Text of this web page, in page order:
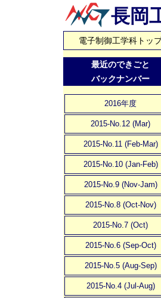
長岡
電子制御工学科トッ
最近のできごと
バックナンバー
2016年度
2015-No.12 (Mar)
2015-No.11 (Feb-Mar)
2015-No.10 (Jan-Feb)
2015-No.9 (Nov-Jam)
2015-No.8 (Oct-Nov)
2015-No.7 (Oct)
2015-No.6 (Sep-Oct)
2015-No.5 (Aug-Sep)
2015-No.4 (Jul-Aug)